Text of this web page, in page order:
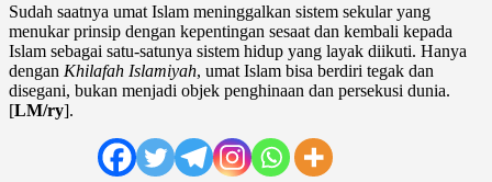
Sudah saatnya umat Islam meninggalkan sistem sekular yang
menukar prinsip dengan kepentingan sesaat dan kembali kepada
Islam sebagai satu-satunya sistem hidup yang layak diikuti. Hanya
dengan Khilafah Islamiyah, umat Islam bisa berdiri tegak dan
disegani, bukan menjadi objek penghinaan dan persekusi dunia.
[LM/ry].